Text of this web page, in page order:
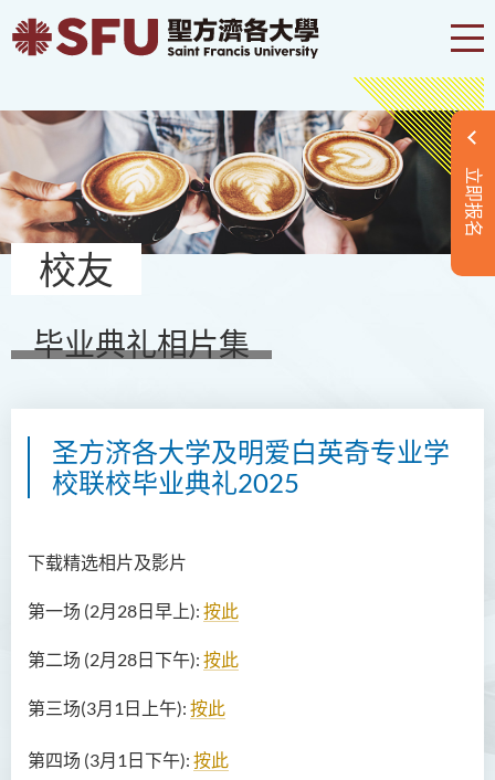
立即报名
校友
毕业典礼相片集
圣方济各大学及明爱白英奇专业学
校联校毕业典礼2025
下载精选相片及影片
第一场 (2月28日早上): 按此
第二场 (2月28日下午): 按此
第三场(3月1日上午): 按此
第四场 (3月1日下午): 按此